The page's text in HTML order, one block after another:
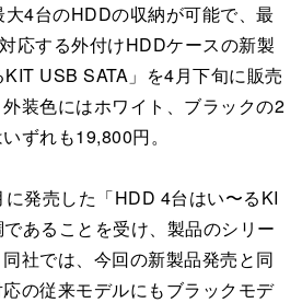
その他
4台のHDDの収納が可能で、最
応する外付けHDDケースの新製
USB SATA」を4月下旬に販売
装色にはホワイト、ブラックの2
ずれも19,800円。
発売した「HDD 4台はい〜るKI
あることを受け、製品のシリー
社では、今回の新製品発売と同
の従来モデルにもブラックモデ